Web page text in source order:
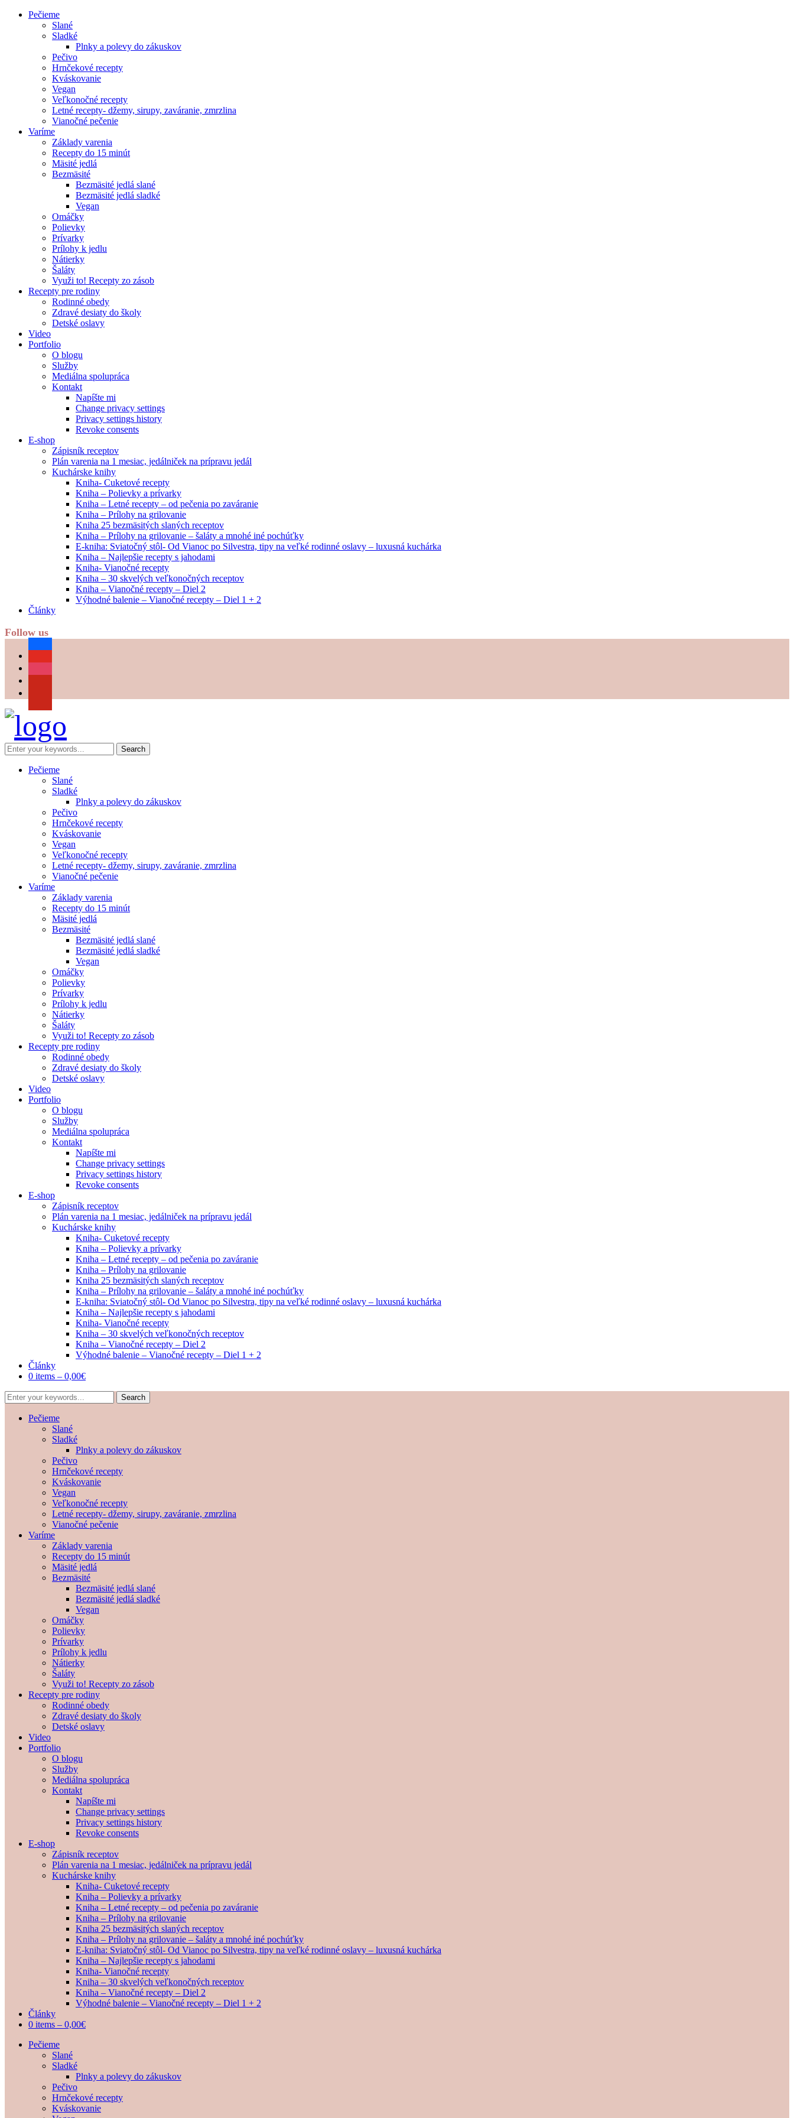
Pečieme
Slané
Sladké
Plnky a polevy do zákuskov
Pečivo
Hrnčekové recepty
Kváskovanie
Vegan
Veľkonočné recepty
Letné recepty- džemy, sirupy, zaváranie, zmrzlina
Vianočné pečenie
Varíme
Základy varenia
Recepty do 15 minút
Mäsité jedlá
Bezmäsité
Bezmäsité jedlá slané
Bezmäsité jedlá sladké
Vegan
Omáčky
Polievky
Prívarky
Prílohy k jedlu
Nátierky
Šaláty
Využi to! Recepty zo zásob
Recepty pre rodiny
Rodinné obedy
Zdravé desiaty do školy
Detské oslavy
Video
Portfolio
O blogu
Služby
Mediálna spolupráca
Kontakt
Napíšte mi
Change privacy settings
Privacy settings history
Revoke consents
E-shop
Zápisník receptov
Plán varenia na 1 mesiac, jedálniček na prípravu jedál
Kuchárske knihy
Kniha- Cuketové recepty
Kniha – Polievky a prívarky
Kniha – Letné recepty – od pečenia po zaváranie
Kniha – Prílohy na grilovanie
Kniha 25 bezmäsitých slaných receptov
Kniha – Prílohy na grilovanie – šaláty a mnohé iné pochúťky
E-kniha: Sviatočný stôl- Od Vianoc po Silvestra, tipy na veľké rodinné oslavy – luxusná kuchárka
Kniha – Najlepšie recepty s jahodami
Kniha- Vianočné recepty
Kniha – 30 skvelých veľkonočných receptov
Kniha – Vianočné recepty – Diel 2
Výhodné balenie – Vianočné recepty – Diel 1 + 2
Články
Follow us
Pečieme
Slané
Sladké
Plnky a polevy do zákuskov
Pečivo
Hrnčekové recepty
Kváskovanie
Vegan
Veľkonočné recepty
Letné recepty- džemy, sirupy, zaváranie, zmrzlina
Vianočné pečenie
Varíme
Základy varenia
Recepty do 15 minút
Mäsité jedlá
Bezmäsité
Bezmäsité jedlá slané
Bezmäsité jedlá sladké
Vegan
Omáčky
Polievky
Prívarky
Prílohy k jedlu
Nátierky
Šaláty
Využi to! Recepty zo zásob
Recepty pre rodiny
Rodinné obedy
Zdravé desiaty do školy
Detské oslavy
Video
Portfolio
O blogu
Služby
Mediálna spolupráca
Kontakt
Napíšte mi
Change privacy settings
Privacy settings history
Revoke consents
E-shop
Zápisník receptov
Plán varenia na 1 mesiac, jedálniček na prípravu jedál
Kuchárske knihy
Kniha- Cuketové recepty
Kniha – Polievky a prívarky
Kniha – Letné recepty – od pečenia po zaváranie
Kniha – Prílohy na grilovanie
Kniha 25 bezmäsitých slaných receptov
Kniha – Prílohy na grilovanie – šaláty a mnohé iné pochúťky
E-kniha: Sviatočný stôl- Od Vianoc po Silvestra, tipy na veľké rodinné oslavy – luxusná kuchárka
Kniha – Najlepšie recepty s jahodami
Kniha- Vianočné recepty
Kniha – 30 skvelých veľkonočných receptov
Kniha – Vianočné recepty – Diel 2
Výhodné balenie – Vianočné recepty – Diel 1 + 2
Články
0 items – 0,00€
Pečieme
Slané
Sladké
Plnky a polevy do zákuskov
Pečivo
Hrnčekové recepty
Kváskovanie
Vegan
Veľkonočné recepty
Letné recepty- džemy, sirupy, zaváranie, zmrzlina
Vianočné pečenie
Varíme
Základy varenia
Recepty do 15 minút
Mäsité jedlá
Bezmäsité
Bezmäsité jedlá slané
Bezmäsité jedlá sladké
Vegan
Omáčky
Polievky
Prívarky
Prílohy k jedlu
Nátierky
Šaláty
Využi to! Recepty zo zásob
Recepty pre rodiny
Rodinné obedy
Zdravé desiaty do školy
Detské oslavy
Video
Portfolio
O blogu
Služby
Mediálna spolupráca
Kontakt
Napíšte mi
Change privacy settings
Privacy settings history
Revoke consents
E-shop
Zápisník receptov
Plán varenia na 1 mesiac, jedálniček na prípravu jedál
Kuchárske knihy
Kniha- Cuketové recepty
Kniha – Polievky a prívarky
Kniha – Letné recepty – od pečenia po zaváranie
Kniha – Prílohy na grilovanie
Kniha 25 bezmäsitých slaných receptov
Kniha – Prílohy na grilovanie – šaláty a mnohé iné pochúťky
E-kniha: Sviatočný stôl- Od Vianoc po Silvestra, tipy na veľké rodinné oslavy – luxusná kuchárka
Kniha – Najlepšie recepty s jahodami
Kniha- Vianočné recepty
Kniha – 30 skvelých veľkonočných receptov
Kniha – Vianočné recepty – Diel 2
Výhodné balenie – Vianočné recepty – Diel 1 + 2
Články
0 items – 0,00€
Pečieme
Slané
Sladké
Plnky a polevy do zákuskov
Pečivo
Hrnčekové recepty
Kváskovanie